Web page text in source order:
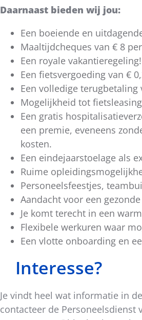
Daarnaast bieden wij jou:
Een boeiende en
Maaltijdcheques van € 8
Een royale vakantieregeling!
Een fietsvergoeding van €
Een volledige
Mogelijkheid tot
Een gratis
een premie, eveneens
kosten.
Een eindejaarstoelage als
Ruime
Personeelsfeestjes,
Aandacht voor een
Je komt terecht in een
Flexibele werkuren waar
Een vlotte onboarding en
Interesse?
Je vindt heel wat informatie in
contacteer de Personeelsdienst